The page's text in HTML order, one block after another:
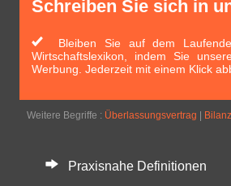
Schreiben Sie sich in
Bleiben Sie auf dem
Wirtschaftslexikon, indem Sie
Werbung. Jederzeit mit einem Klick
Weitere Begriffe : Überlassungsvertrag
Praxisnahe Definitionen